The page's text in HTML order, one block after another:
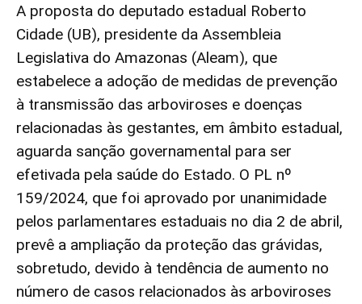
A proposta do deputado estadual Roberto
Cidade (UB), presidente da Assembleia
Legislativa do Amazonas (Aleam), que
estabelece a adoção de medidas de prevenção
à transmissão das arboviroses e doenças
relacionadas às gestantes, em âmbito estadual,
aguarda sanção governamental para ser
efetivada pela saúde do Estado. O PL nº
159/2024, que foi aprovado por unanimidade
pelos parlamentares estaduais no dia 2 de abril,
prevê a ampliação da proteção das grávidas,
sobretudo, devido à tendência de aumento no
número de casos relacionados às arboviroses